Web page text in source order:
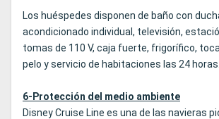
Los huéspedes disponen de baño con
acondicionado individual, televisión,
tomas de 110 V, caja fuerte, frigorífico,
pelo y servicio de habitaciones las 24 horas.
6-Protección del medio ambiente
Disney Cruise Line es una de las navieras